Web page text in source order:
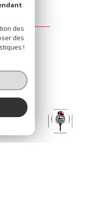
des
des
!